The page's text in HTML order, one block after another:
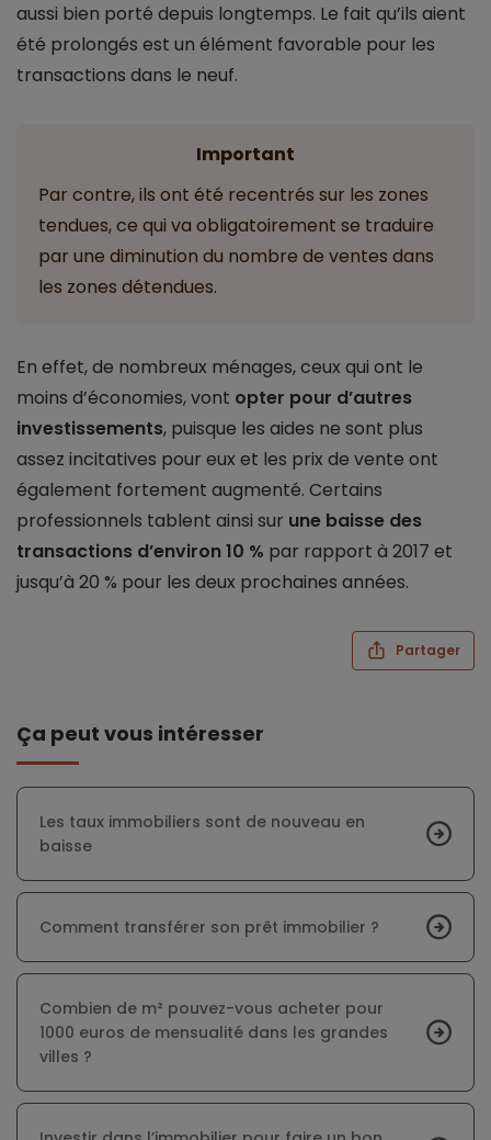
aussi bien porté depuis longtemps. Le fait qu’ils aient
été prolongés est un élément favorable pour les
transactions dans le neuf.
Important
Par contre, ils ont été recentrés sur les zones
tendues, ce qui va obligatoirement se traduire
par une diminution du nombre de ventes dans
les zones détendues.
En effet, de nombreux ménages, ceux qui ont le
moins d’économies, vont opter pour d’autres
investissements, puisque les aides ne sont plus
assez incitatives pour eux et les prix de vente ont
également fortement augmenté. Certains
professionnels tablent ainsi sur une baisse des
transactions d’environ 10 % par rapport à 2017 et
jusqu’à 20 % pour les deux prochaines années.
Partager
Ça peut vous intéresser
Les taux immobiliers sont de nouveau en
baisse
Comment transférer son prêt immobilier ?
Combien de m² pouvez-vous acheter pour
1000 euros de mensualité dans les grandes
villes ?